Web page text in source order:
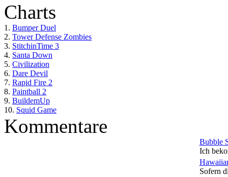
Charts
1. Bumper Duel
2. Tower Defense Zombies
3. StitchinTime 3
4. Santa Down
5. Civilization
6. Dare Devil
7. Rapid Fire 2
8. Paintball 2
9. BuildemUp
10. Squid Game
Kommentare
Bubble
Ich
Sofern